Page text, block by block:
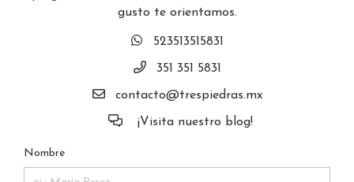
gusto te orientamos.
523513515831
351 351 5831
contacto@trespiedras.mx
¡Visita nuestro blog!
Nombre